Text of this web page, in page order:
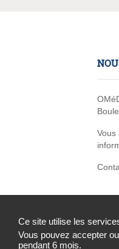
Ce site utilise les
Vous pouvez accepter
pendant 6 mois.
Vous
Contact